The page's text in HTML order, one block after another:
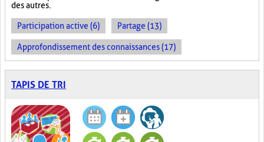
des autres.
Participation active (6) Partage (13)
Approfondissement des connaissances (17)
TAPIS DE TRI